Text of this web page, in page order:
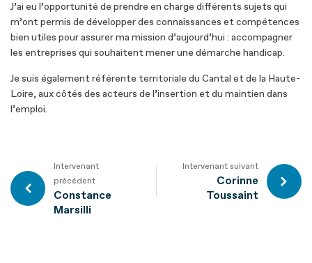
J’ai eu l’opportunité de prendre en charge différents sujets qui
m’ont permis de développer des connaissances et compétences
bien utiles pour assurer ma mission d’aujourd’hui : accompagner
les entreprises qui souhaitent mener une démarche handicap.
Je suis également référente territoriale du Cantal et de la Haute-
Loire, aux côtés des acteurs de l’insertion et du maintien dans
l’emploi.
Intervenant
précédent
Constance
Marsilli
Intervenant suivant
Corinne
Toussaint